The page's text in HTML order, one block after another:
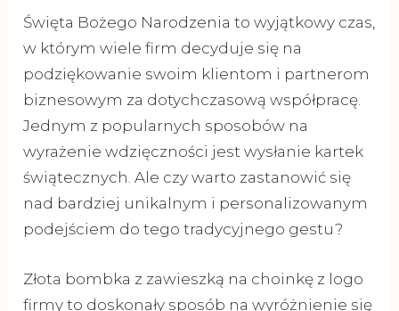
Święta Bożego Narodzenia to wyjątkowy czas,
w którym wiele firm decyduje się na
podziękowanie swoim klientom i partnerom
biznesowym za dotychczasową współpracę.
Jednym z popularnych sposobów na
wyrażenie wdzięczności jest wysłanie kartek
świątecznych. Ale czy warto zastanowić się
nad bardziej unikalnym i personalizowanym
podejściem do tego tradycyjnego gestu?
Złota bombka z zawieszką na choinkę z logo
firmy to doskonały sposób na wyróżnienie się